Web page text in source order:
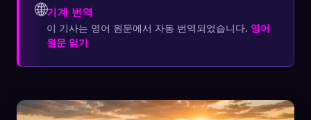
🌐기계 번역
이 기사는 영어 원문에서 자동 번역되었습니다. 영어
원문 읽기